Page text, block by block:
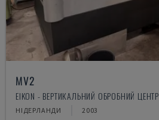
MV2
EIKON - ВЕРТИКАЛЬНИЙ ОБРОБНИЙ ЦЕНТР
НІДЕРЛАНДИ 2003